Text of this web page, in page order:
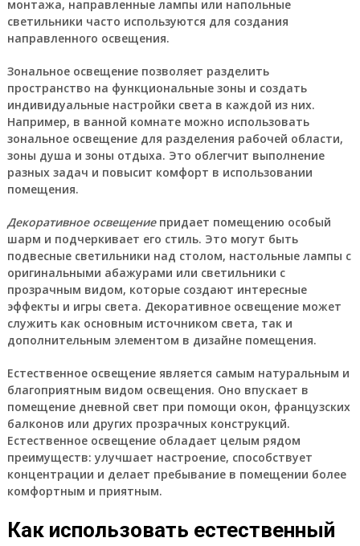
монтажа, направленные лампы или напольные
светильники часто используются для создания
направленного освещения.
Зональное освещениепозволяет разделить
пространство на функциональные зоны и создать
индивидуальные настройки света в каждой из них.
Например, в ванной комнате можно использовать
зональное освещение для разделения рабочей области,
зоны душа и зоны отдыха. Это облегчит выполнение
разных задач и повысит комфорт в использовании
помещения.
Декоративное освещениепридает помещению особый
шарм и подчеркивает его стиль. Это могут быть
подвесные светильники над столом, настольные лампы с
оригинальными абажурами или светильники с
прозрачным видом, которые создают интересные
эффекты и игры света. Декоративное освещение может
служить как основным источником света, так и
дополнительным элементом в дизайне помещения.
Естественное освещениеявляется самым натуральным и
благоприятным видом освещения. Оно впускает в
помещение дневной свет при помощи окон, французских
балконов или других прозрачных конструкций.
Естественное освещение обладает целым рядом
преимуществ: улучшает настроение, способствует
концентрации и делает пребывание в помещении более
комфортным и приятным.
Как использовать естественный